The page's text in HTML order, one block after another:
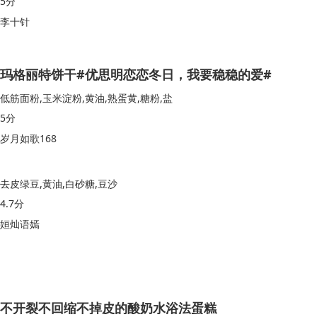
李十针
玛格丽特饼干#优思明恋恋冬日，我要稳稳的爱#
低筋面粉,玉米淀粉,黄油,熟蛋黄,糖粉,盐
5分
岁月如歌168
去皮绿豆,黄油,白砂糖,豆沙
4.7分
姮灿语嫣
不开裂不回缩不掉皮的酸奶水浴法蛋糕